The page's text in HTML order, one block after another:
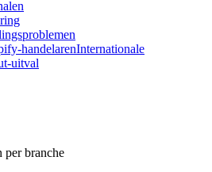
handelarenInternationale
uitval
per branche